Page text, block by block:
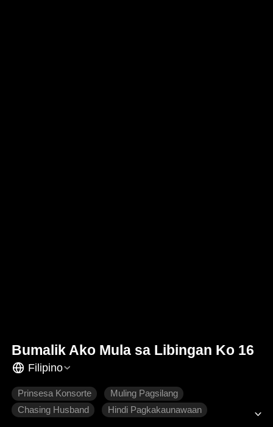
Bumalik Ako Mula sa Libingan Ko 16
Filipino
Prinsesa Konsorte
Muling Pagsilang
Chasing Husband
Hindi Pagkakaunawaan